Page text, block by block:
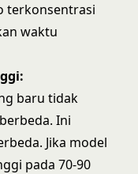
terkonsentrasi
waktu
baru tidak
Ini
Jika model
pada 70-90